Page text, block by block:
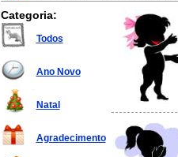
Categoria:
Todos
Ano Novo
Natal
Agradecimento